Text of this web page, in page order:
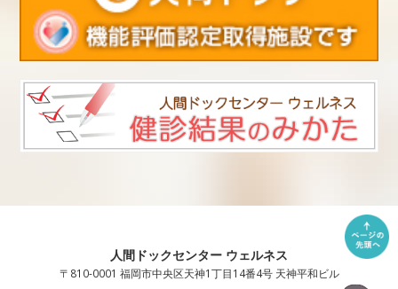
人間ドックセンター ウェルネス
〒810-0001 福岡市中央区天神1丁目14番4号 天神平和ビル